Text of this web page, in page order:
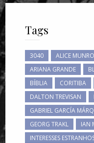
Tags
3040 ALICE MUNRO
ARIANA GRANDE
BÍBLIA
CORITIBA
DALTON TREVISAN
GABRIEL GARCÍA
GEORG TRAKL
IAN
INTERESSES